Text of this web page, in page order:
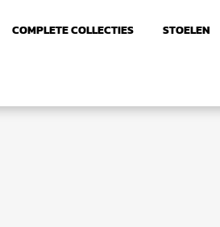
COMPLETE COLLECTIES STOELEN